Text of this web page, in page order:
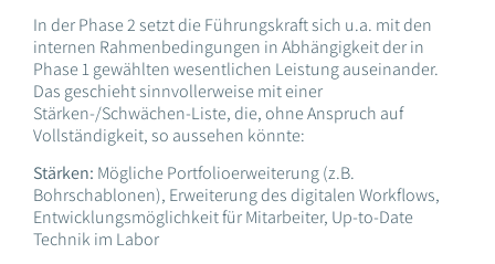
In der Phase 2 setzt die Führungskraft sich u.a. mit den
internen Rahmenbedingungen in Abhängigkeit der in
Phase 1 gewählten wesentlichen Leistung auseinander.
Das geschieht sinnvollerweise mit einer
Stärken-/Schwächen-Liste, die, ohne Anspruch auf
Vollständigkeit, so aussehen könnte:
Stärken: Mögliche Portfolioerweiterung (z.B.
Bohrschablonen), Erweiterung des digitalen Workflows,
Entwicklungsmöglichkeit für Mitarbeiter, Up-to-Date
Technik im Labor